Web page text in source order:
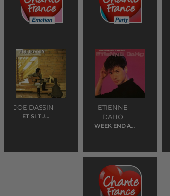
JOE DASSIN
ET SI TU
ETIENNE
DAHO
WEEK END A